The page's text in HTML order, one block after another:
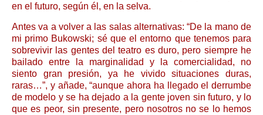
en el futuro, según él, en la selva.
Antes va a volver a las salas alternativas: “De la mano de
mi primo Bukowski; sé que el entorno que tenemos para
sobrevivir las gentes del teatro es duro, pero siempre he
bailado entre la marginalidad y la comercialidad, no
siento gran presión, ya he vivido situaciones duras,
raras…”, y añade, “aunque ahora ha llegado el derrumbe
de modelo y se ha dejado a la gente joven sin futuro, y lo
que es peor, sin presente, pero nosotros no se lo hemos